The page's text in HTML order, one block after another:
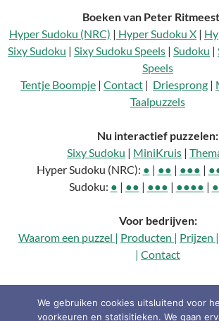
Boeken van Peter
Hyper Sudoku (NRC) | Hyper Sudoku X |
Sixy Sudoku | Sixy Sudoku Speels | Sudoku |
Speels
Tentje Boompje | Contact | Driesprong |
Taalpuzzels
Nu interactief puzzelen:
Sixy Sudoku | MiniKruis |
Hyper Sudoku (NRC): ● | ●● | ●●● |
Sudoku: ● | ●● | ●●● | ●●●● |
Voor bedrijven:
Waarom een puzzel | Producten | Prijzen |
| Contact
pdf
We gebruiken cookies uitsluitend voor
voorkeuren en statisitieken. We gaan